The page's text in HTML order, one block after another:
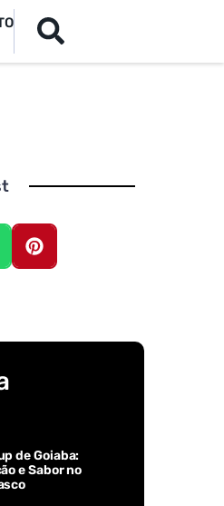
de Goiaba:
e Sabor no